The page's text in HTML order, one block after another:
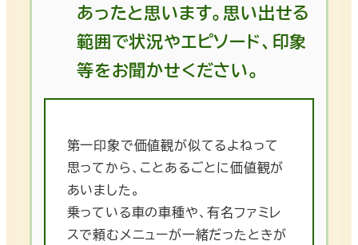
あったと思います。思い出せる
範囲で状況やエピソード、印象
等をお聞かせください。
第一印象で価値観が似てるよねって
思ってから、ことあるごとに価値観が
あいました。
乗っている車の車種や、有名ファミレ
スで頼むメニューが一緒だったときが